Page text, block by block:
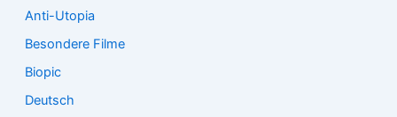
Anti-Utopia
Besondere Filme
Biopic
Deutsch